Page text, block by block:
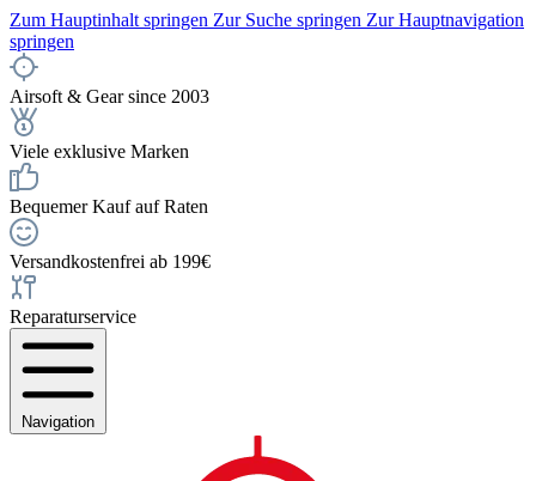
Zum Hauptinhalt springen Zur Suche springen Zur Hauptnavigation
springen
Airsoft & Gear since 2003
Viele exklusive Marken
Bequemer Kauf auf Raten
Versandkostenfrei ab 199€
Reparaturservice
Navigation